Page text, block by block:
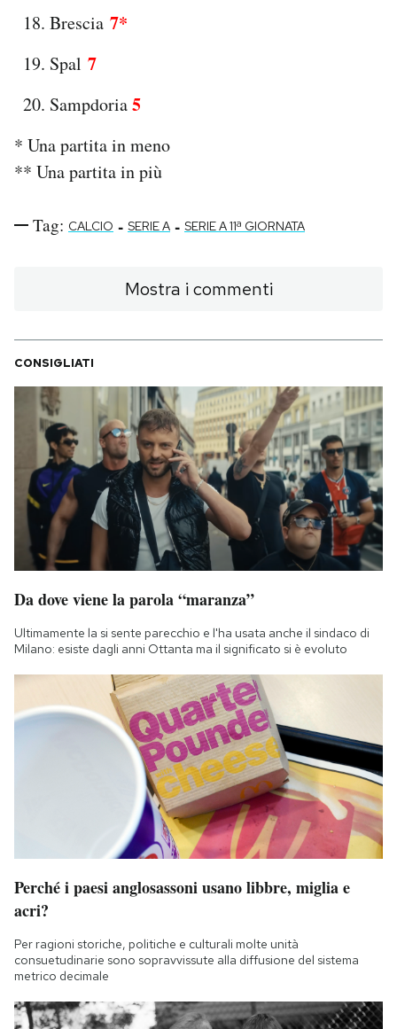
Brescia 7*
Spal 7
Sampdoria5
* Una partita in meno
** Una partita in più
Tag: CALCIO - SERIE A - SERIE A 11ª GIORNATA
Mostra i commenti
CONSIGLIATI
Da dove viene la parola “maranza”
Ultimamente la si sente parecchio e l'ha usata anche il sindaco di
Milano: esiste dagli anni Ottanta ma il significato si è evoluto
Perché i paesi anglosassoni usano libbre, miglia e
acri?
Per ragioni storiche, politiche e culturali molte unità
consuetudinarie sono sopravvissute alla diffusione del sistema
metrico decimale